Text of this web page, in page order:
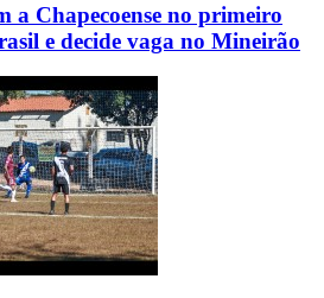
a Chapecoense no primeiro
e decide vaga no Mineirão